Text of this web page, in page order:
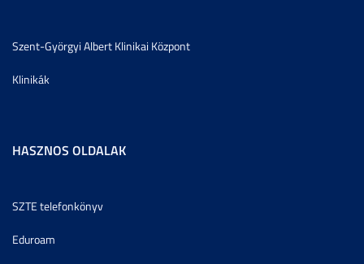
Szent-Györgyi Albert Klinikai Központ
Klinikák
HASZNOS OLDALAK
SZTE telefonkönyv
Eduroam